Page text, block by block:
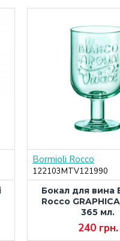
Bormioli Rocco
122103MTV121990
Бокал для вина
Rocco GRAPHICA
365 мл.
240 грн.